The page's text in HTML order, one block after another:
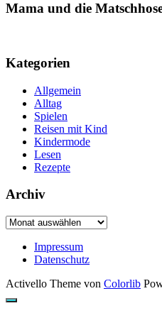
Mama und die
Kategorien
Allgemein
Alltag
Spielen
Reisen mit Kind
Kindermode
Lesen
Rezepte
Archiv
Archiv
Impressum
Datenschutz
Activello Theme von Colorlib